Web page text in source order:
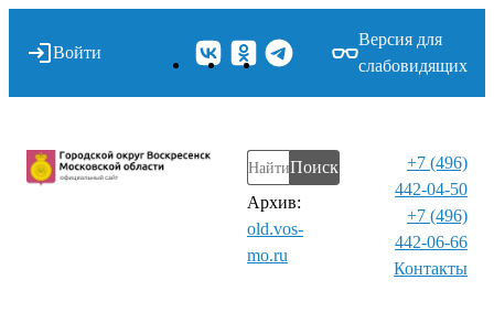
Войти
Версия для
слабовидящих
Поиск
Архив:
old.vos-
mo.ru
+7 (496)
442-04-50
+7 (496)
442-06-66
Контакты⁠